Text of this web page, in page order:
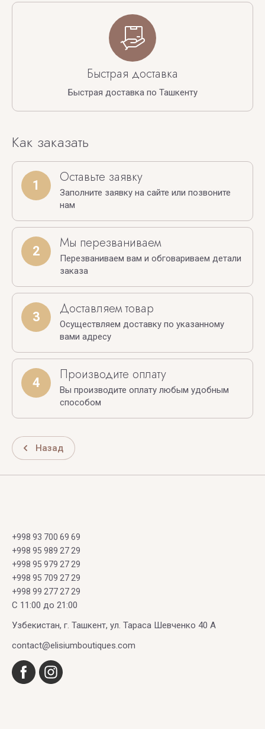
Быстрая доставка
Быстрая доставка по Ташкенту
Как заказать
1 Оставьте заявку
Заполните заявку на сайте или позвоните
нам
2 Мы перезваниваем
Перезваниваем вам и обговариваем детали
заказа
3 Доставляем товар
Осуществляем доставку по указанному
вами адресу
4 Производите оплату
Вы производите оплату любым удобным
способом
Назад
+998 93 700 69 69
+998 95 989 27 29
+998 95 979 27 29
+998 95 709 27 29
+998 99 277 27 29
C 11:00 до 21:00
Узбекистан, г. Ташкент, ул. Тараса Шевченко 40 А
contact@elisiumboutiques.com